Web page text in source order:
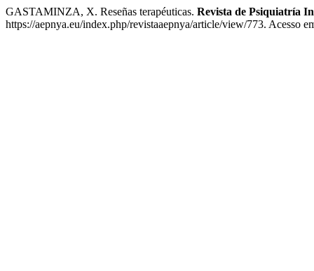
GASTAMINZA, X. Reseñas terapéuticas. Revista de Psiquiatría
https://aepnya.eu/index.php/revistaaepnya/article/view/773. Acesso